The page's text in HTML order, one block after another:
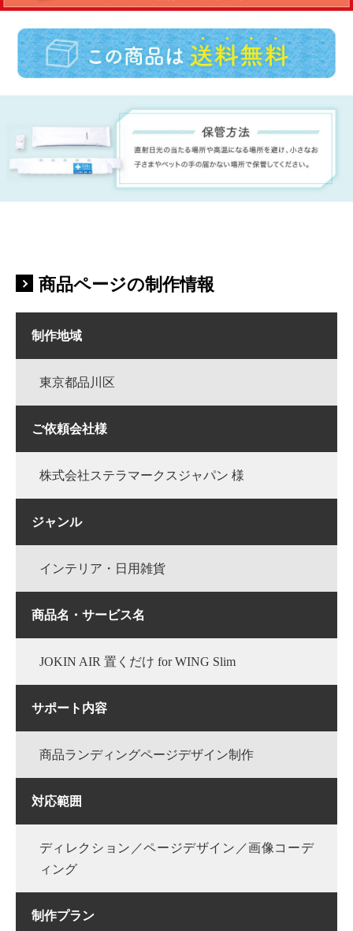
商品ページの制作情報
制作地域
東京都品川区
ご依頼会社様
株式会社ステラマークスジャパン 様
ジャンル
インテリア・日用雑貨
商品名・サービス名
JOKIN AIR 置くだけ for WING Slim
サポート内容
商品ランディングページデザイン制作
対応範囲
ディレクション／ページデザイン／画像コーデ
ィング
制作プラン